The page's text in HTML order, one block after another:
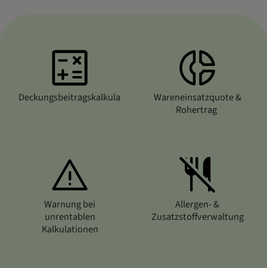
Deckungsbeitragskalkulation
Wareneinsatzquote &
Rohertrag
Warnung bei
unrentablen
Kalkulationen
Allergen- &
Zusatzstoffverwaltung